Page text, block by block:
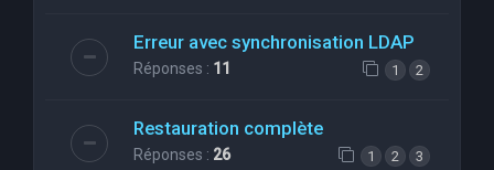
Erreur avec synchronisation LDAP
Réponses : 11 1 2
Restauration complète
Réponses : 26 1 2 3